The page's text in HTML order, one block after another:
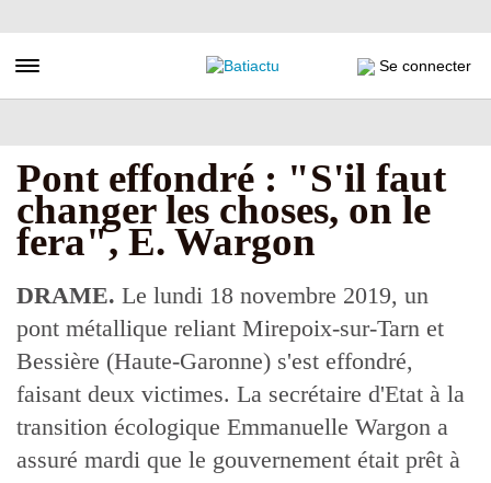
au
principal
Toggle navigation Se connecter
Pont effondré : "S'il faut
changer les choses, on le
fera", E. Wargon
DRAME. Le lundi 18 novembre 2019, un
pont métallique reliant Mirepoix-sur-Tarn et
Bessière (Haute-Garonne) s'est effondré,
faisant deux victimes. La secrétaire d'Etat à la
transition écologique Emmanuelle Wargon a
assuré mardi que le gouvernement était prêt à